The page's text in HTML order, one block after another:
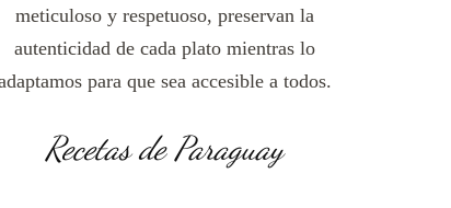
meticuloso y respetuoso, preservan la
autenticidad de cada plato mientras lo
para que sea accesible a todos.
Recetas de Paraguay